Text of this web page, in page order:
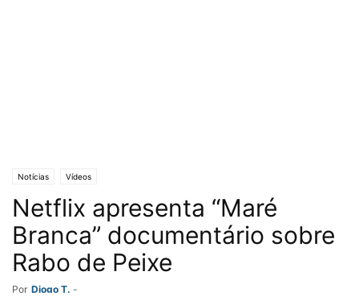
Notícias Vídeos
Netflix apresenta “Maré
Branca” documentário sobre
Rabo de Peixe
Por Diogo T. -